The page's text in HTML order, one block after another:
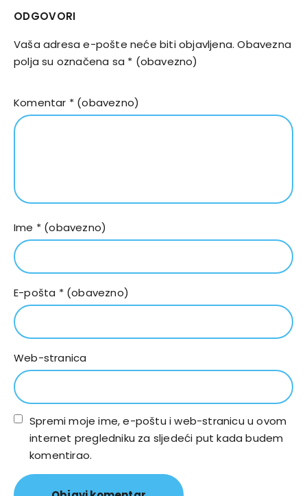
ODGOVORI
Vaša adresa e-pošte neće biti objavljena. Obavezna
polja su označena sa * (obavezno)
Komentar * (obavezno)
Ime * (obavezno)
E-pošta * (obavezno)
Web-stranica
Spremi moje ime, e-poštu i web-stranicu u ovom
internet pregledniku za sljedeći put kada budem
komentirao.